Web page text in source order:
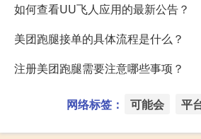
如何查看UU飞人应用的最新公告？
美团跑腿接单的具体流程是什么？
注册美团跑腿需要注意哪些事项？
网络标签： 可能会 平